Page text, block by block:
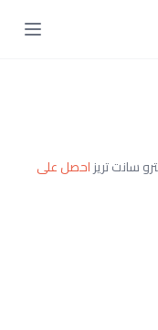
احصل على